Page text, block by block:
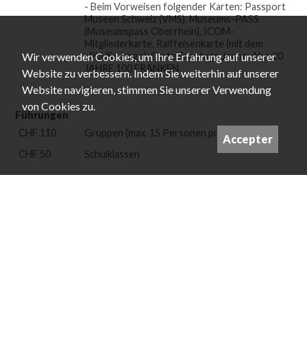
- Beim Vorweisen folgender Karten: Passport
Museen Schweiz (VMS), Museums-PASS
(Museumspass Oberrhein), ICOM-
Mitgliederkarte, Raiffeisenkarte (mit dem
«PLUS»-Logo), Carte Avantage Jeune, Abo 20
JAHRE 100 FRANKEN
Führungen
CHF 110
Gruppen (max. 15 Personen pro Führung
CHF 50
Schulklassen
Wir verwenden Cookies, um Ihre Erfahrung auf unserer
Website zu verbessern. Indem Sie weiterhin auf unserer
Website navigieren, stimmen Sie unserer Verwendung
von Cookies zu.
Accepter